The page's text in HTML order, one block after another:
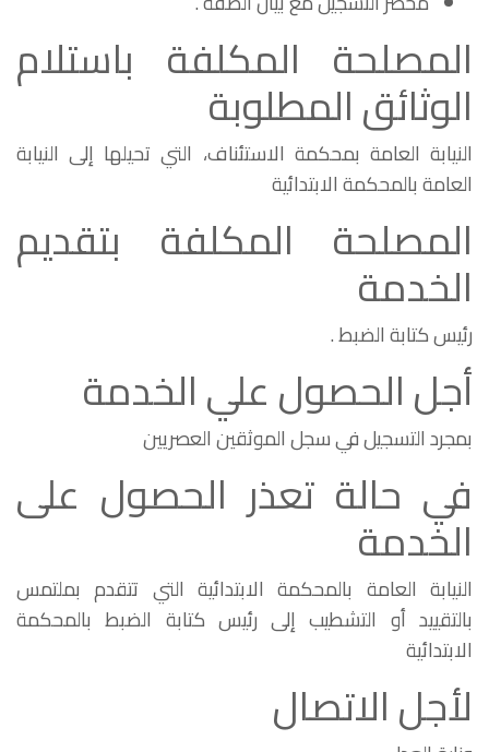
المصلحة المكلفة باستلام
الوثائق المطلوبة
النيابة العامة بمحكمة الاستئناف، التي تحيلها إلى النيابة
العامة بالمحكمة الابتدائية
المصلحة المكلفة بتقديم
الخدمة
رئيس كتابة الضبط .
أجل الحصول علي الخدمة
بمجرد التسجيل في سجل الموثقين العصريين
في حالة تعذر الحصول على
الخدمة
النيابة العامة بالمحكمة الابتدائية التي تتقدم بملتمس
بالتقييد أو التشطيب إلى رئيس كتابة الضبط بالمحكمة
الابتدائية
لأجل الاتصال